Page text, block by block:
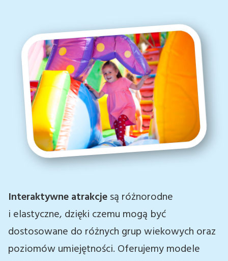
Interaktywne atrakcjesą różnorodne
i elastyczne, dzięki czemu mogą być
dostosowane do różnych grup wiekowych oraz
poziomów umiejętności. Oferujemy modele